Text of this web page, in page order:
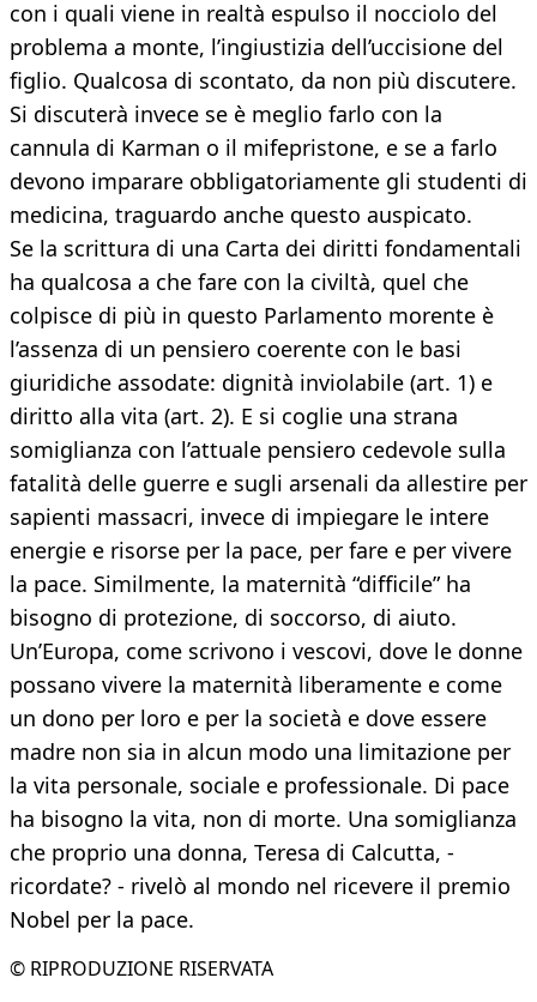
con i quali viene in realtà espulso il nocciolo del
problema a monte, l’ingiustizia dell’uccisione del
figlio. Qualcosa di scontato, da non più discutere.
Si discuterà invece se è meglio farlo con la
cannula di Karman o il mifepristone, e se a farlo
devono imparare obbligatoriamente gli studenti di
medicina, traguardo anche questo auspicato.
Se la scrittura di una Carta dei diritti fondamentali
ha qualcosa a che fare con la civiltà, quel che
colpisce di più in questo Parlamento morente è
l’assenza di un pensiero coerente con le basi
giuridiche assodate: dignità inviolabile (art. 1) e
diritto alla vita (art. 2). E si coglie una strana
somiglianza con l’attuale pensiero cedevole sulla
fatalità delle guerre e sugli arsenali da allestire per
sapienti massacri, invece di impiegare le intere
energie e risorse per la pace, per fare e per vivere
la pace. Similmente, la maternità “difficile” ha
bisogno di protezione, di soccorso, di aiuto.
Un’Europa, come scrivono i vescovi, dove le donne
possano vivere la maternità liberamente e come
un dono per loro e per la società e dove essere
madre non sia in alcun modo una limitazione per
la vita personale, sociale e professionale. Di pace
ha bisogno la vita, non di morte. Una somiglianza
che proprio una donna, Teresa di Calcutta, -
ricordate? - rivelò al mondo nel ricevere il premio
Nobel per la pace.
© RIPRODUZIONE RISERVATA